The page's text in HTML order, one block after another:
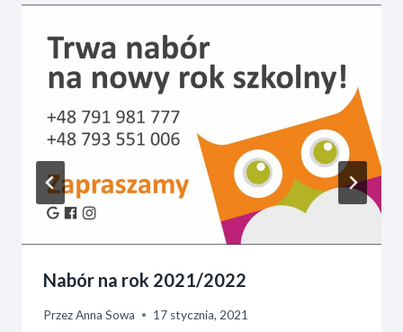
Nabór na rok 2021/2022
PrzezAnna Sowa 17 stycznia, 2021